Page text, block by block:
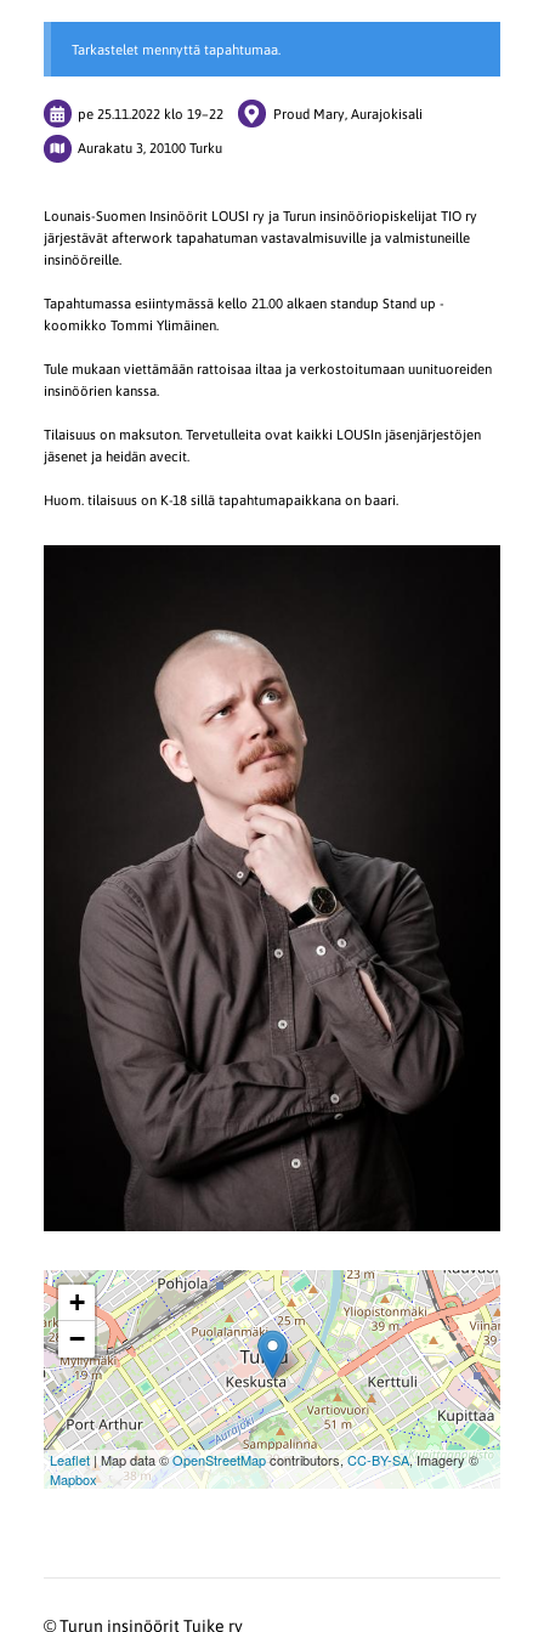
Tarkastelet mennyttä tapahtumaa.
pe 25.11.2022 klo 19–22 Proud Mary, Aurajokisali
Aurakatu 3, 20100 Turku
Lounais-Suomen Insinöörit LOUSI ry ja Turun insinööriopiskelijat TIO ry
järjestävät afterwork tapahatuman vastavalmisuville ja valmistuneille
insinööreille.
Tapahtumassa esiintymässä kello 21.00 alkaen standup Stand up -
koomikko Tommi Ylimäinen.
Tule mukaan viettämään rattoisaa iltaa ja verkostoitumaan uunituoreiden
insinöörien kanssa.
Tilaisuus on maksuton. Tervetulleita ovat kaikki LOUSIn jäsenjärjestöjen
jäsenet ja heidän avecit.
Huom. tilaisuus on K-18 sillä tapahtumapaikkana on baari.
+
−
Leaflet| Map data ©OpenStreetMapcontributors,CC-BY-SA, Imagery ©
Mapbox
©Turun insinöörit Tuike ry